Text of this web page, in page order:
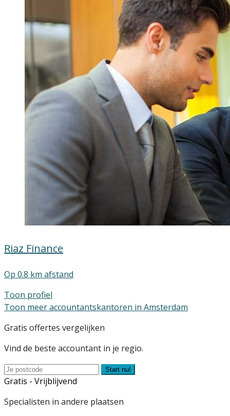
Riaz Finance
Op 0.8 km afstand
Toon profiel
Toon meer accountantskantoren in Amsterdam
Gratis offertes vergelijken
Vind de beste accountant in je regio.
Start nu!
Gratis - Vrijblijvend
Specialisten in andere plaatsen